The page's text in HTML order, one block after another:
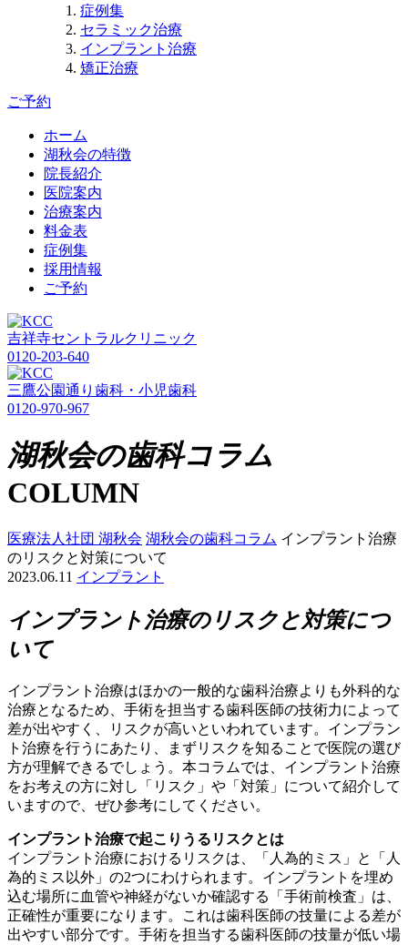
症例集
セラミック治療
インプラント治療
矯正治療
ご予約
ホーム
湖秋会の特徴
院長紹介
医院案内
治療案内
料金表
症例集
採用情報
ご予約
吉祥寺セントラルクリニック
0120-203-640
三鷹公園通り歯科・小児歯科
0120-970-967
湖秋会の歯科コラム
COLUMN
医療法人社団 湖秋会 湖秋会の歯科コラム インプラント治療
のリスクと対策について
2023.06.11 インプラント
インプラント治療のリスクと対策につ
いて
インプラント治療はほかの一般的な歯科治療よりも外科的な
治療となるため、手術を担当する歯科医師の技術力によって
差が出やすく、リスクが高いといわれています。インプラン
ト治療を行うにあたり、まずリスクを知ることで医院の選び
方が理解できるでしょう。本コラムでは、インプラント治療
をお考えの方に対し「リスク」や「対策」について紹介して
いますので、ぜひ参考にしてください。
インプラント治療で起こりうるリスクとは
インプラント治療におけるリスクは、「人為的ミス」と「人
為的ミス以外」の2つにわけられます。インプラントを埋め
込む場所に血管や神経がないか確認する「手術前検査」は、
正確性が重要になります。これは歯科医師の技量による差が
出やすい部分です。手術を担当する歯科医師の技量が低い場